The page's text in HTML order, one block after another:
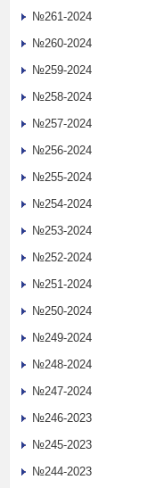
№261-2024
№260-2024
№259-2024
№258-2024
№257-2024
№256-2024
№255-2024
№254-2024
№253-2024
№252-2024
№251-2024
№250-2024
№249-2024
№248-2024
№247-2024
№246-2023
№245-2023
№244-2023